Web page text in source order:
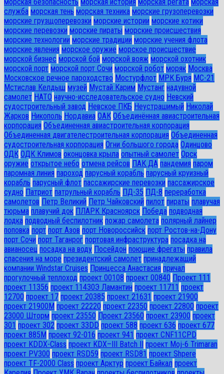
морская безопасность морская история морская регата морская
служба морская тень морская техника морские грузоперевозки
морские грузщоперевозки морские истории морские котики
морские перевозки морские пираты морские происшествия
морские технологии морские традиции морские учения флота
морские явления морское оружие морское происшествие
морской бизнес морской бой морской вояж морской охотник
морской порт морской порт Сочи морской робот моряк Москва
Московское речное пароходство Мостурфлот МРК Буря МС-21
Мстислав Келдыш музей Мустай Карим Мустанг надувной
самолет НАТО научно-исследовательское судно Невский
судостроительный завод Невское ПКБ Неустрашимый Николай
Жарков Никополь Нордавиа ОАК Объединённая авиастроительная
корпорация Объединенная авиастроительная корпорация
Объединенная двигателестроительная корпорация Объединенная
судостроительная корпорация Огни большого города Одинцово
ОДК ОДК Климов оконцовка крыла опытный самолет Орск
оружие открытое небо отмена рейсов ПАК ДА пандемия паром
паромная линия пароход парусный корабль парусный круизный
корабль парусный флот пассажирские перевозки пассажирское
судно Патриот патрульный корабль ПД-35 ПД-8 переработка
самолетов Петр Великий Петр Чайковский пилот пираты плавучая
тюрьма плавучий док ПЛАРК Красноярск Победа подводная
лодка подводный беспилотник пожар самолета полярный лайнер
поповка порт порт Азов порт Новороссийск порт Ростов-на-Дону
порт Сочи порт Таганрог портовая инфраструктура посадка на
авианосец посадка на воду Посейдон поющие фрегаты правила
спасения на море президентский самолет принадлежащий
компании Windstar Cruises Принцесса Анастасия причал
прогулочный теплоход проект 00108 проект 00840 Проект 111
проект 11356 проект 11430Э Ламантин проект 11711 проект
12700 проект 17 проект 20385 проект 21631 проект 21900
проект 21900М проект 22220 проект 22350 проект 22800 проект
23000 Шторм проект 23550 Проект 23560 проект 23900 проект
301 проект 302 проект 33DD проект 588 проект 636 проект 677
проект 885М проект 92-016 проект 941 проект CNF11CPD
проект KDDX-Class проект KDX–III Batch II
проект Moj-6 Trimaran
проект PV300 проект RSD59 проект RSD81 проект Shpere
проект TF-2000 Class проект Арктур проект Байкал проект